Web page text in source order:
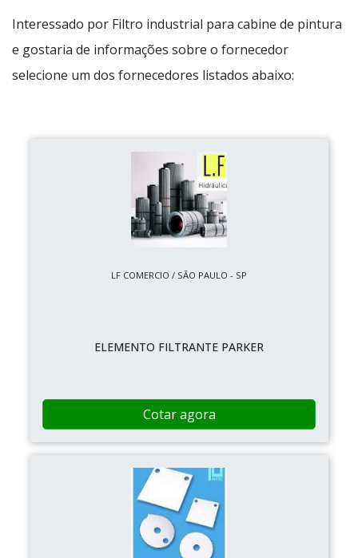
Interessado por Filtro industrial para cabine de pintura
e gostaria de informações sobre o fornecedor
selecione um dos fornecedores listados abaixo:
LF COMERCIO / SÃO PAULO - SP
ELEMENTO FILTRANTE PARKER
Cotar agora